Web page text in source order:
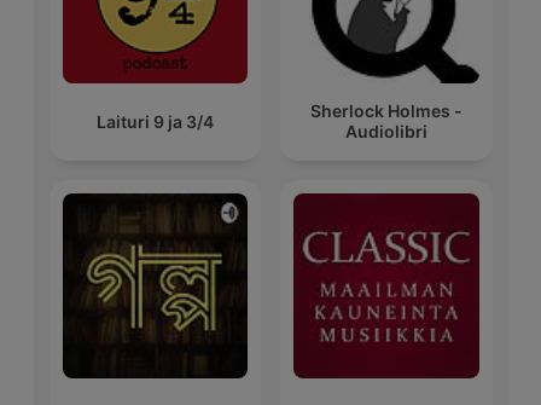
Laituri 9 ja 3/4
Sherlock Holmes -
Audiolibri